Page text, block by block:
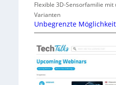
Flexible 3D-Sensorfamilie
Varianten
Unbegrenzte